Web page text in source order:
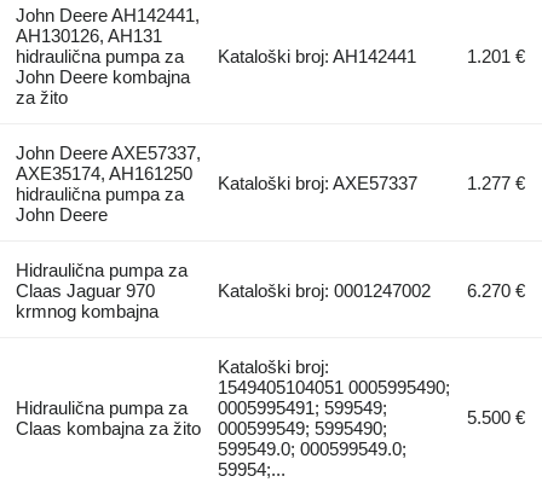
John Deere AH142441,
AH130126, AH131
hidraulična pumpa za
John Deere kombajna
za žito
Kataloški broj: AH142441 1.201 €
John Deere AXE57337,
AXE35174, AH161250
hidraulična pumpa za
John Deere
Kataloški broj: AXE57337 1.277 €
Hidraulična pumpa za
Claas Jaguar 970
krmnog kombajna
Kataloški broj: 0001247002 6.270 €
Hidraulična pumpa za
Claas kombajna za žito
Kataloški broj:
1549405104051 0005995490;
0005995491; 599549;
000599549; 5995490;
599549.0; 000599549.0;
59954;...
5.500 €